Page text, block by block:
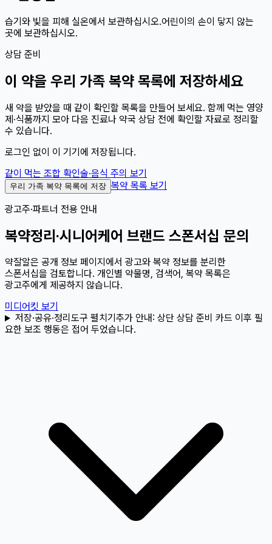
습기와 빛을 피해 실온에서 보관하십시오.어린이의 손이 닿지 않는
곳에 보관하십시오.
상담 준비
이 약을 우리 가족 복약 목록에 저장하세요
새 약을 받았을 때 같이 확인할 목록을 만들어 보세요. 함께 먹는 영양
제·식품까지 모아 다음 진료나 약국 상담 전에 확인할 자료로 정리할
수 있습니다.
로그인 없이 이 기기에 저장됩니다.
같이 먹는 조합 확인술·음식 주의 보기
우리 가족 복약 목록에 저장 복약 목록 보기
광고주·파트너 전용 안내
복약정리·시니어케어 브랜드 스폰서십 문의
약잘알은 공개 정보 페이지에서 광고와 복약 정보를 분리한
스폰서십을 검토합니다. 개인별 약물명, 검색어, 복약 목록은
광고주에게 제공하지 않습니다.
미디어킷 보기
저장·공유·정리도구 펼치기 추가 안내: 상단 상담 준비 카드 이후 필
요한 보조 행동은 접어 두었습니다.